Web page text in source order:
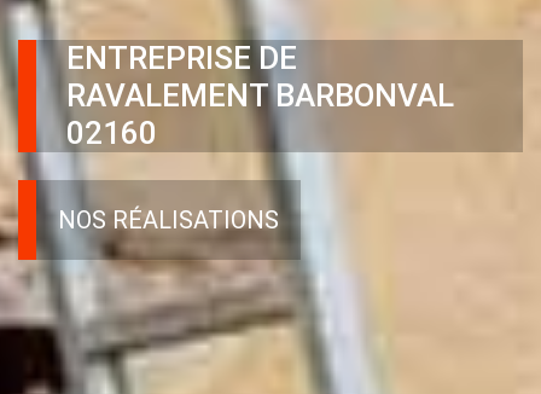
ENTREPRISE DE
RAVALEMENT BARBONVAL
02160
NOS RÉALISATIONS